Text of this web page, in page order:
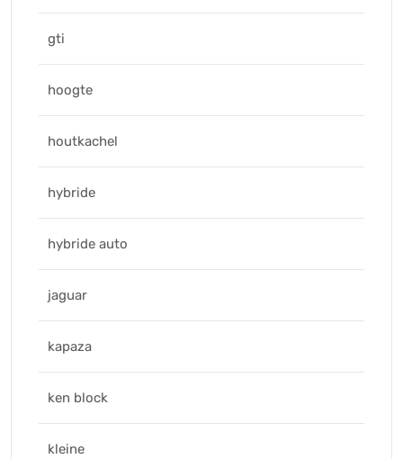
gti
hoogte
houtkachel
hybride
hybride auto
jaguar
kapaza
ken block
kleine